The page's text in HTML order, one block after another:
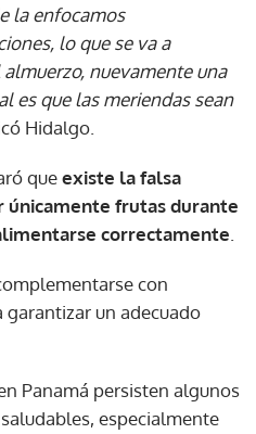
la enfocamos
lo que se va a
nuevamente una
es que las meriendas sean
Hidalgo.
queexiste la falsa
únicamente frutas durante
correctamente
con
un adecuado
Panamá persisten algunos
especialmente